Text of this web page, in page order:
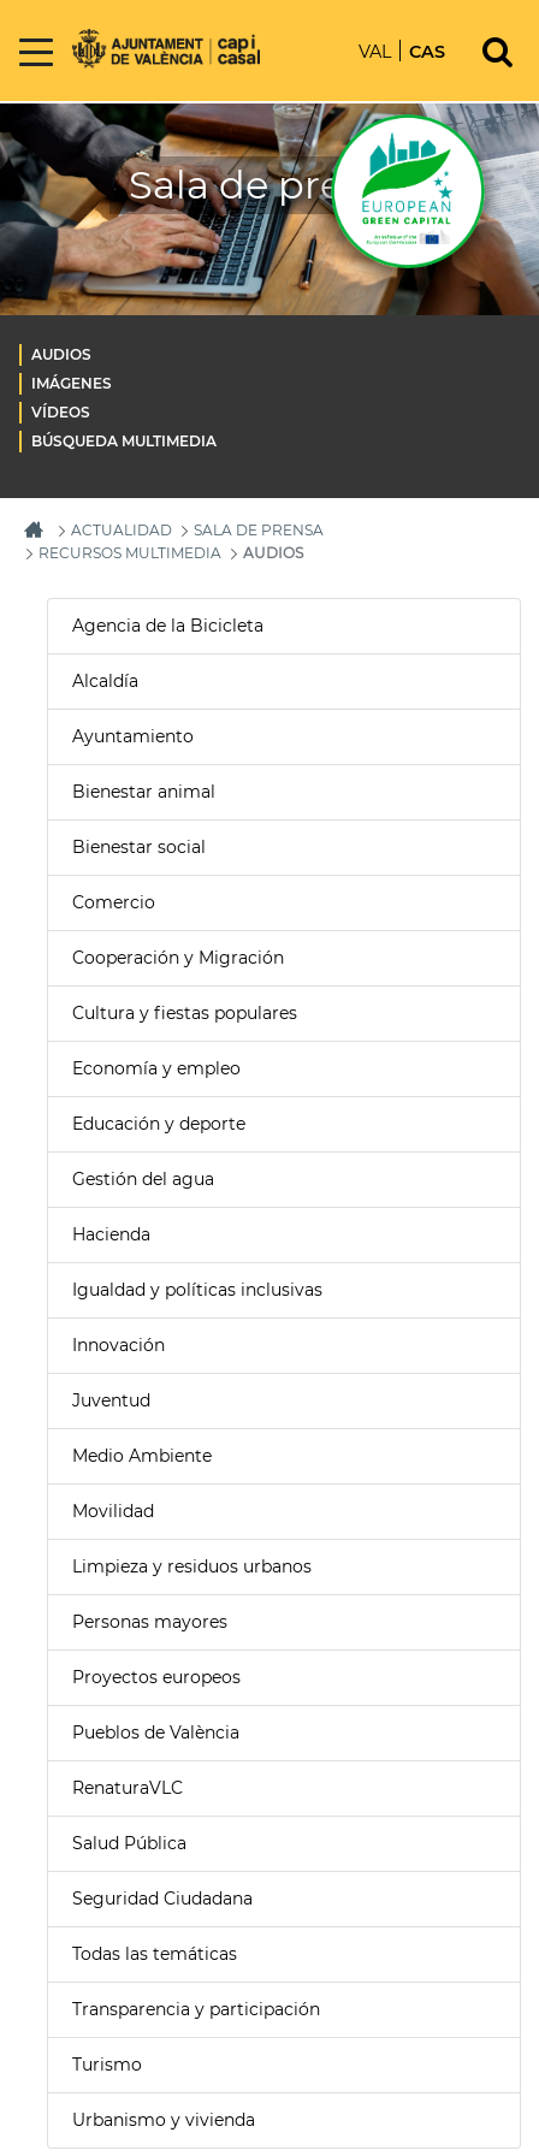
VAL CAS
Sala de prensa
AUDIOS
IMÁGENES
VÍDEOS
BÚSQUEDA MULTIMEDIA
ACTUALIDAD
SALA DE PRENSA
RECURSOS MULTIMEDIA
AUDIOS
Agencia de la Bicicleta
Alcaldía
Ayuntamiento
Bienestar animal
Bienestar social
Comercio
Cooperación y Migración
Cultura y fiestas populares
Economía y empleo
Educación y deporte
Gestión del agua
Hacienda
Igualdad y políticas inclusivas
Innovación
Juventud
Medio Ambiente
Movilidad
Limpieza y residuos urbanos
Personas mayores
Proyectos europeos
Pueblos de València
RenaturaVLC
Salud Pública
Seguridad Ciudadana
Todas las temáticas
Transparencia y participación
Turismo
Urbanismo y vivienda